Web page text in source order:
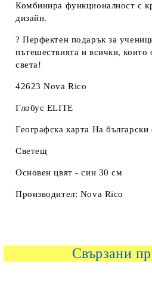
Комбинира функционалност с
дизайн.
?Перфектен подаръкза
пътешествията и всички, които
света!
42623 Nova Rico
Глобус ELITE
Географска карта На български
Светещ
Основен цвят - син 30 см
Производител: Nova Rico
Свързани